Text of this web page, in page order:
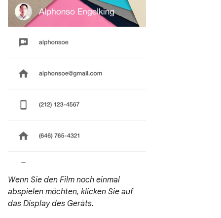
Wenn Sie den Film noch einmal
abspielen möchten, klicken Sie auf
das Display des Geräts.